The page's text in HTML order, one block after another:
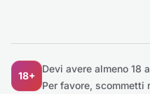
18+
Devi avere almeno 18
Per favore, scommetti